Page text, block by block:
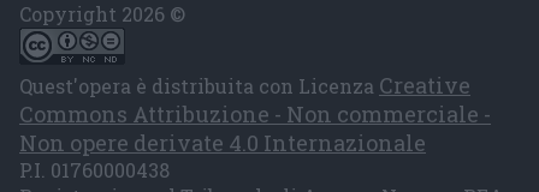
Copyright 2026 ©
Quest'opera è distribuita con Licenza Creative
Commons Attribuzione - Non commerciale -
Non opere derivate 4.0 Internazionale
P.I. 01760000438